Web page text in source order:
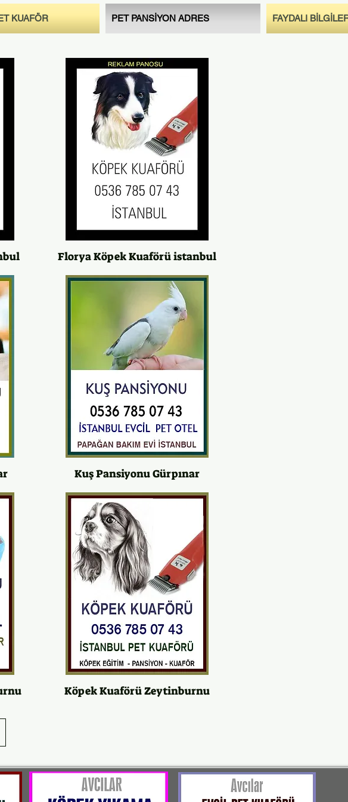
KUAFÖR PET PANSİYON ADRES FAYDALI
Florya Köpek Kuaförü istanbul
Kuş Pansiyonu Gürpınar
Köpek Kuaförü Zeytinburnu